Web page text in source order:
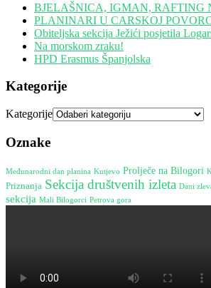
BJELAŠNICA, IGMAN,
PLANINARI U CARSKOJ
Obiteljska sekcija Ježići posjetila
Na morskom zraku!
HPD Erasmus Španjolska
Kategorije
Kategorije
Oznake
Međunarodni dan planina Kutjevo Prolječe na Bilogori
Priznanja Sekcija društvenih izleta Dani
sekcija Mali Bilogorci Petrova gora